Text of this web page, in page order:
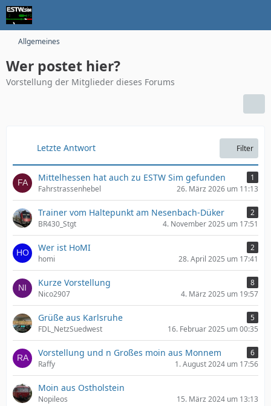
Allgemeines
Wer postet hier?
Vorstellung der Mitglieder dieses Forums
Letzte Antwort Filter
Mittelhessen hat auch zu ESTW Sim gefunden
1
Fahrstrassenhebel
26. März 2026 um 11:13
Trainer vom Haltepunkt am Nesenbach-Düker
2
BR430_Stgt
4. November 2025 um 17:51
Wer ist HoMI
2
homi
28. April 2025 um 17:41
Kurze Vorstellung
8
Nico2907
4. März 2025 um 19:57
Grüße aus Karlsruhe
5
FDL_NetzSuedwest
16. Februar 2025 um 00:35
Vorstellung und n Großes moin aus Monnem
6
Raffy
1. August 2024 um 17:56
Moin aus Ostholstein
Nopileos 15. März 2024 um 13:13